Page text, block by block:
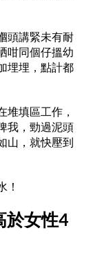
頭講緊未有耐
咁同個仔搵幼
埋埋，點計都
堆填區工作，
我，勁過泥頭
山，就快壓到
！
於女性4